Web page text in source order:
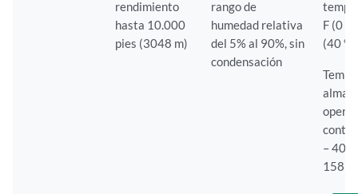
rendimiento
hasta 10.000
pies (3048 m)
rango de
humedad relativa
del 5% al 90%, sin
condensación
F (0 °
(40 °
– 40
158